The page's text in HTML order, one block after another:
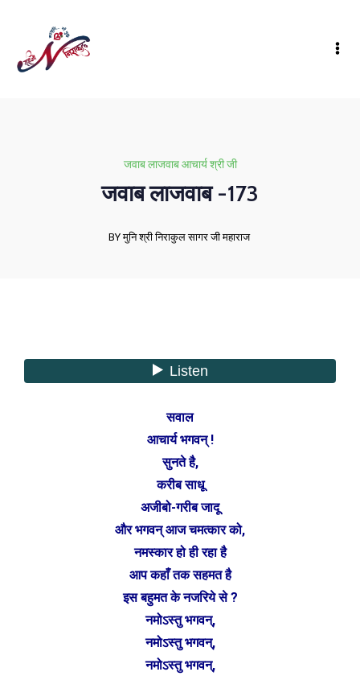
जवाब लाजवाब आचार्य श्री जी
जवाब लाजवाब -173
BY मुनि श्री निराकुल सागर जी महाराज
सवाल
आचार्य भगवन् !
सुनते है,
करीब साधू
अजीबो-गरीब जादू
और भगवन् आज चमत्कार को,
नमस्कार हो ही रहा है
आप कहाँ तक सहमत है
इस बहुमत के नजरिये से ?
नमोऽस्तु भगवन्,
नमोऽस्तु भगवन्,
नमोऽस्तु भगवन्,